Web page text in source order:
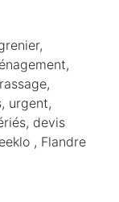
urgent,
devis
, Flandre